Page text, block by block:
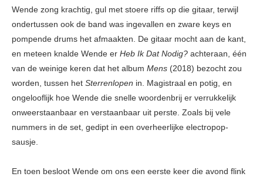
Wende zong krachtig, gul met stoere riffs op die gitaar, terwijl
ondertussen ook de band was ingevallen en zware keys en
pompende drums het afmaakten. De gitaar mocht aan de kant,
en meteen knalde Wende er Heb Ik Dat Nodig? achteraan, één
van de weinige keren dat het album Mens (2018) bezocht zou
worden, tussen het Sterrenlopen in. Magistraal en potig, en
ongelooflijk hoe Wende die snelle woordenbrij er verrukkelijk
onweerstaanbaar en verstaanbaar uit perste. Zoals bij vele
nummers in de set, gedipt in een overheerlijke electropop-
sausje.
En toen besloot Wende om ons een eerste keer die avond flink